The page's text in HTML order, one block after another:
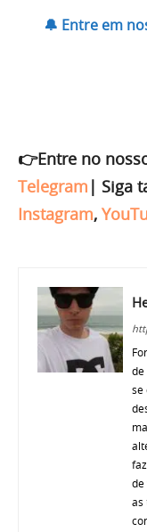
🔔 Entre em
👉Entre no
Telegram | Siga
Instagram,
de
se
de
as